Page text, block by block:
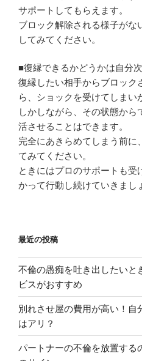
サポートしてもらえます。
ブロック解除される様子がな
してみてください。
■復縁できるかどうかは自分
復縁したい相手からブロック
ら、ショックを受けてしまい
しかしながら、その状態から
活させることはできます。
完全にあきらめてしまう前に
てみてください。
ときにはプロのサポートも受
かって行動し続けていきまし
最近の投稿
不倫の愚痴を吐き出したいと
ビスがおすすめ
別れさせ屋の費用が高い！自
はアリ？
パートナーの不倫を放置する